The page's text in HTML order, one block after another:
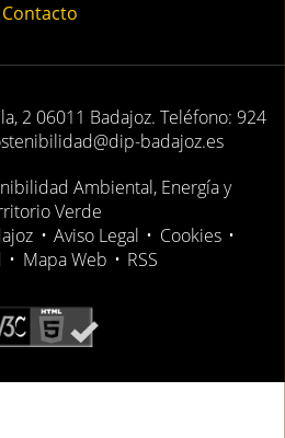
Contacto
2 06011 Badajoz. Teléfono: 924
badajoz.es
Ambiental, Energía y
Verde
• Aviso Legal • Cookies •
• Mapa Web • RSS